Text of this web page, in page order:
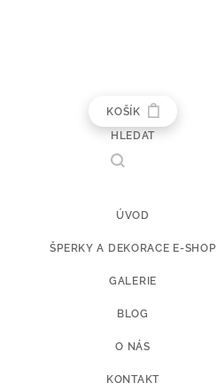
KOŠÍK
HLEDAT
ÚVOD
ŠPERKY A DEKORACE E-SHOP
GALERIE
BLOG
O NÁS
KONTAKT